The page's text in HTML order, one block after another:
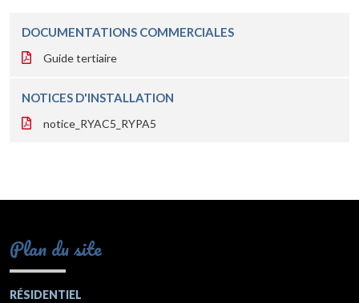
DOCUMENTATIONS COMMERCIALES
Guide tertiaire
NOTICES D'INSTALLATION
notice_RYAC5_RYPA5
Plan du site
RÉSIDENTIEL